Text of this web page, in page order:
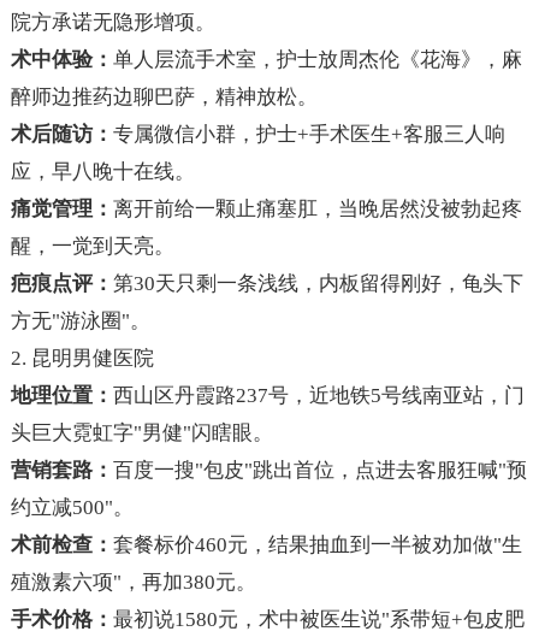
院方承诺无隐形增项。
术中体验： 单人层流手术室，护士放周杰伦《花海》，麻
醉师边推药边聊巴萨，精神放松。
术后随访： 专属微信小群，护士+手术医生+客服三人响
应，早八晚十在线。
痛觉管理： 离开前给一颗止痛塞肛，当晚居然没被勃起疼
醒，一觉到天亮。
疤痕点评： 第30天只剩一条浅线，内板留得刚好，龟头下
方无"游泳圈"。
2. 昆明男健医院
地理位置： 西山区丹霞路237号，近地铁5号线南亚站，门
头巨大霓虹字"男健"闪瞎眼。
营销套路： 百度一搜"包皮"跳出首位，点进去客服狂喊"预
约立减500"。
术前检查： 套餐标价460元，结果抽血到一半被劝加做"生
殖激素六项"，再加380元。
手术价格： 最初说1580元，术中被医生说"系带短+包皮肥